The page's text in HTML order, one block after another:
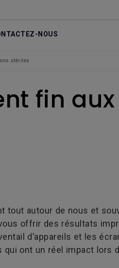
NOUS
stériles
fin
autour de nous et
offrir des résultats
d’appareils et les
qui ont un réel impact lors